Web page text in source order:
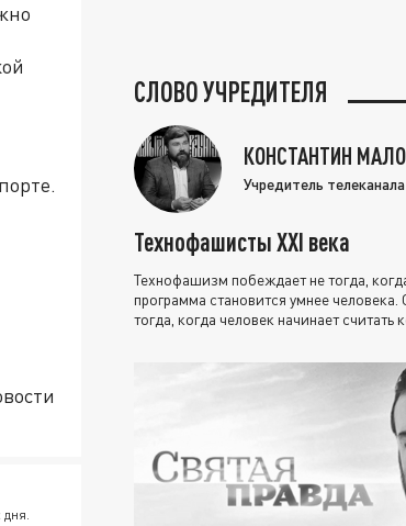
СЛОВО УЧРЕДИТЕЛЯ
КОНСТАНТИН
Учредитель
Технофашисты XXI века
Технофашизм побеждает не тогда,
программа становится умнее
тогда, когда человек начинает считать